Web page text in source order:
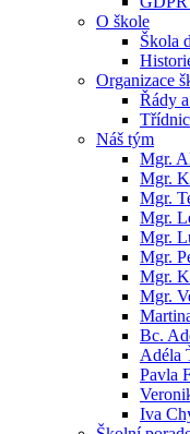
O škole
Škola
Organizace
Řády
Náš tým
Mgr.
Mgr.
Mgr.
Mgr.
Mgr.
Mgr.
Mgr.
Mgr.
Bc.
Adéla
Pavla
Iva